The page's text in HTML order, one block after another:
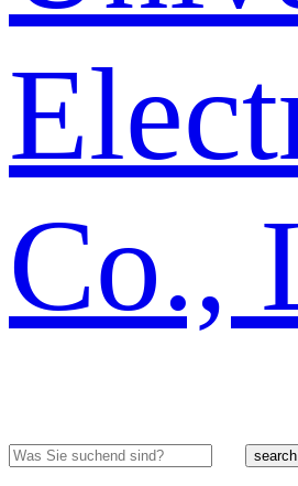
search